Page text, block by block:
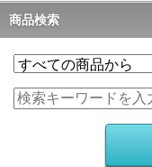
商品検索